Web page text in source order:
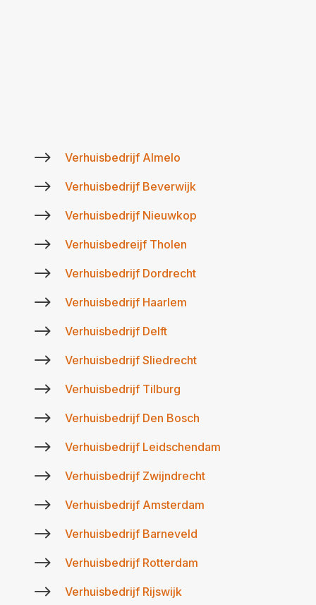
$ Verhuisbedrijf Almelo
$ Verhuisbedrijf Beverwijk
$ Verhuisbedrijf Nieuwkop
$ Verhuisbedreijf Tholen
$ Verhuisbedrijf Dordrecht
$ Verhuisbedrijf Haarlem
$ Verhuisbedrijf Delft
$ Verhuisbedrijf Sliedrecht
$ Verhuisbedrijf Tilburg
$ Verhuisbedrijf Den Bosch
$ Verhuisbedrijf Leidschendam
$ Verhuisbedrijf Zwijndrecht
$ Verhuisbedrijf Amsterdam
$ Verhuisbedrijf Barneveld
$ Verhuisbedrijf Rotterdam
$ Verhuisbedrijf Rijswijk